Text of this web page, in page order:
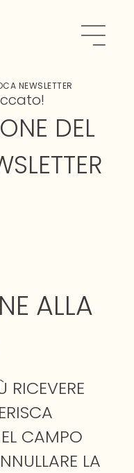
NEWSLETTER
DEL
ALLA
RICEVERE
CAMPO
LA